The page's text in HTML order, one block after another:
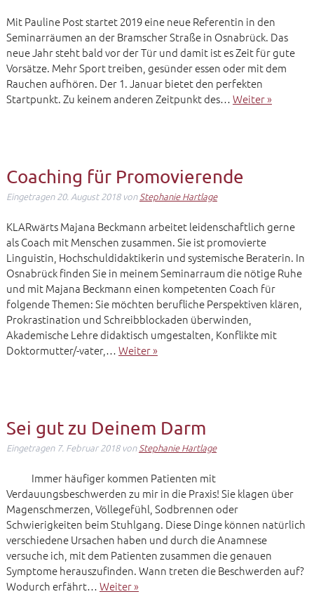
Mit Pauline Post startet 2019 eine neue Referentin in den
Seminarräumen an der Bramscher Straße in Osnabrück. Das
neue Jahr steht bald vor der Tür und damit ist es Zeit für gute
Vorsätze. Mehr Sport treiben, gesünder essen oder mit dem
Rauchen aufhören. Der 1. Januar bietet den perfekten
Startpunkt. Zu keinem anderen Zeitpunkt des…Weiter »
Coaching für Promovierende
Eingetragen20. August 2018 vonStephanie Hartlage
KLARwärts Majana Beckmann arbeitet leidenschaftlich gerne
als Coach mit Menschen zusammen. Sie ist promovierte
Linguistin, Hochschuldidaktikerin und systemische Beraterin. In
Osnabrück finden Sie in meinem Seminarraum die nötige Ruhe
und mit Majana Beckmann einen kompetenten Coach für
folgende Themen: Sie möchten berufliche Perspektiven klären,
Prokrastination und Schreibblockaden überwinden,
Akademische Lehre didaktisch umgestalten, Konflikte mit
Doktormutter/-vater,…Weiter »
Sei gut zu Deinem Darm
Eingetragen 7. Februar 2018 vonStephanie Hartlage
Immer häufiger kommen Patienten mit
Verdauungsbeschwerden zu mir in die Praxis! Sie klagen über
Magenschmerzen, Völlegefühl, Sodbrennen oder
Schwierigkeiten beim Stuhlgang. Diese Dinge können natürlich
verschiedene Ursachen haben und durch die Anamnese
versuche ich, mit dem Patienten zusammen die genauen
Symptome herauszufinden. Wann treten die Beschwerden auf?
Wodurch erfährt…Weiter »